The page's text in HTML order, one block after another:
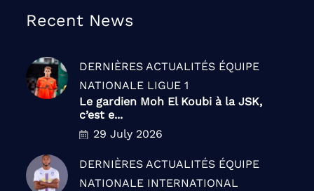
Recent News
DERNIÈRES ACTUALITÉS ÉQUIPE
NATIONALE LIGUE 1
Le gardien Moh El Koubi à la JSK,
c’est e...
29 July 2026
DERNIÈRES ACTUALITÉS ÉQUIPE
NATIONALE INTERNATIONAL